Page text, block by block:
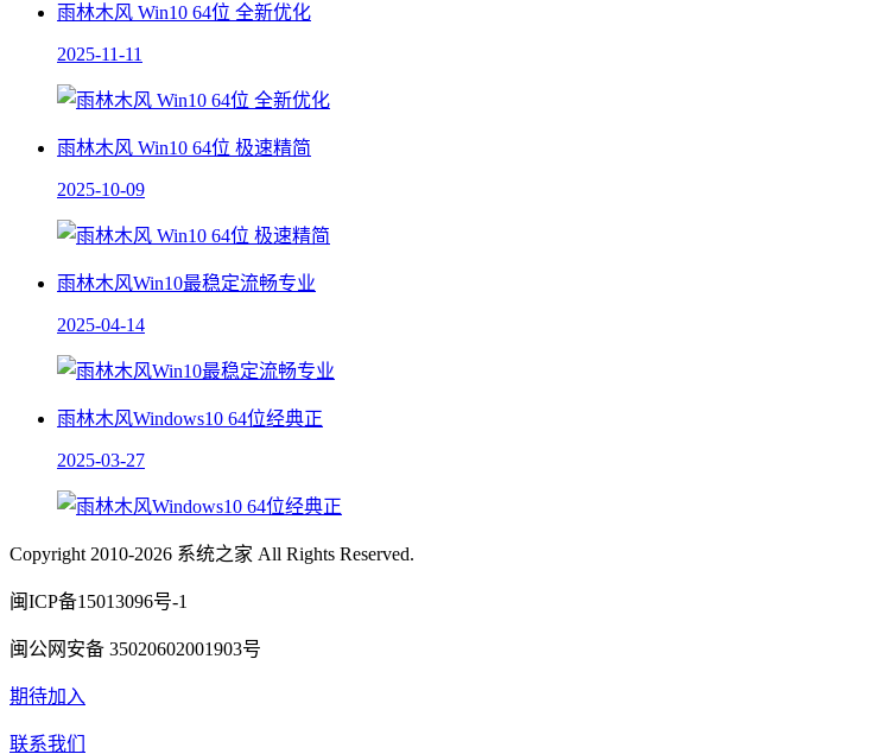
雨林木风 Win10 64位 全新优化
2025-11-11
雨林木风 Win10 64位 极速精简
2025-10-09
雨林木风Win10最稳定流畅专业
2025-04-14
雨林木风Windows10 64位经典正
2025-03-27
Copyright 2010-2026 系统之家 All Rights Reserved.
闽ICP备15013096号-1
闽公网安备 35020602001903号
期待加入
联系我们